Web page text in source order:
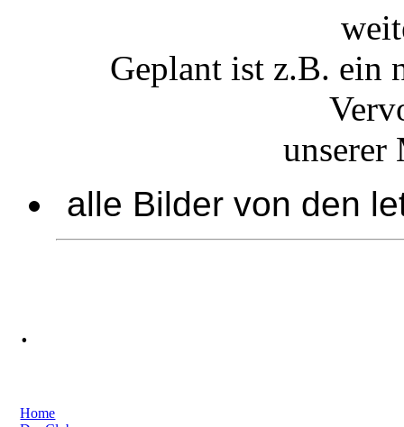
Geplant ist z.B. ein
unserer
alle Bilder von den
.
Home